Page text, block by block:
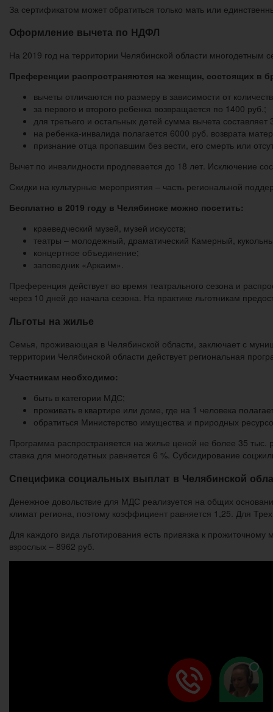
За сертификатом может обратиться только мать или
Оформление вычета по НДФЛ
На 2019 год на территории Челябинской области многодетным
Преференции распространяются на женщин, состоящих в
вычеты отличаются по размеру в зависимости от
за первого и второго ребенка возвращается по 1400 руб.;
для третьего и остальных детей сумма вычета составляет
на ребенка-инвалида полагается 6000 руб. возврата
признание отца пропавшим без вести, его смерть или
Вычет по инвалидности продлевается до 18 лет. Исключение
Скидки на культурные мероприятия – часть региональной
Бесплатно в 2019 году в Челябинске можно посетить:
краеведческий музей, музей искусств;
театры – молодежный, драматический Камерный,
концертное объединение;
заповедник «Аркаим».
Преференция действует во время театрального сезона и
через 10 дней до начала сезона. На практике льготникам
Льготы на жилье
Семья, проживающая в Челябинской области, заключает с
территории Челябинской области действует региональная
Участникам необходимо:
быть в категории МДС;
проживать в квартире или доме, где на 1 человека
обратиться Министерство имущества и природных
Программа распространяется на жилье ценой не более 35
ставка для многодетных равняется 6 %. Субсидирование
Специфика социальных выплат в Челябинской
Денежное довольствие для МДС реализуется на общих
климат региона, поэтому коэффициент равняется 1,25. Для
Для каждого вида льготирования есть привязка к
взрослых – 8962 руб.